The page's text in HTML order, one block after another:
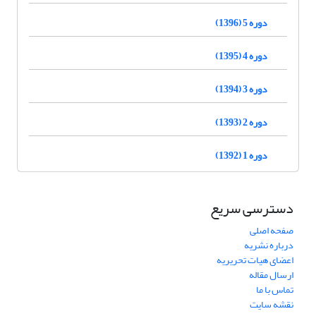
دوره 5 (1396)
دوره 4 (1395)
دوره 3 (1394)
دوره 2 (1393)
دوره 1 (1392)
دسترسی سریع
صفحه اصلی
درباره نشریه
اعضای هیات تحریریه
ارسال مقاله
تماس با ما
نقشه سایت